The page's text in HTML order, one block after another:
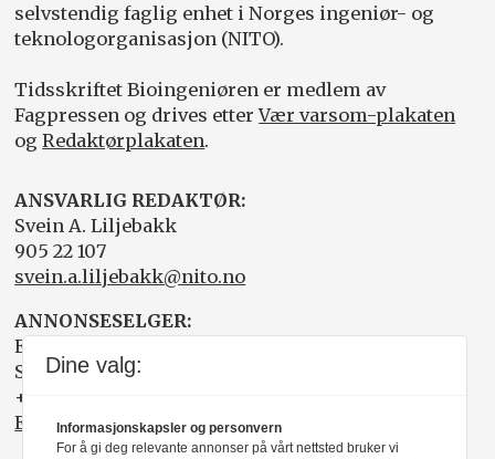
selvstendig faglig enhet i Norges ingeniør- og
teknologorganisasjon (NITO).
Tidsskriftet Bioingeniøren er medlem av
Fagpressen og drives etterVær varsom-plakaten
ogRedaktørplakaten.
ANSVARLIG REDAKTØR:
Svein A. Liljebakk
905 22 107
svein.a.liljebakk@nito.no
ANNONSESELGER:
Elisabeth R. Wåde
Salgsfabrikken
+47 919 03 208
Elisabeth@salgsfabrikken.no
Dine valg:
Informasjonskapsler og personvern
For å gi deg relevante annonser på vårt nettsted bruker vi